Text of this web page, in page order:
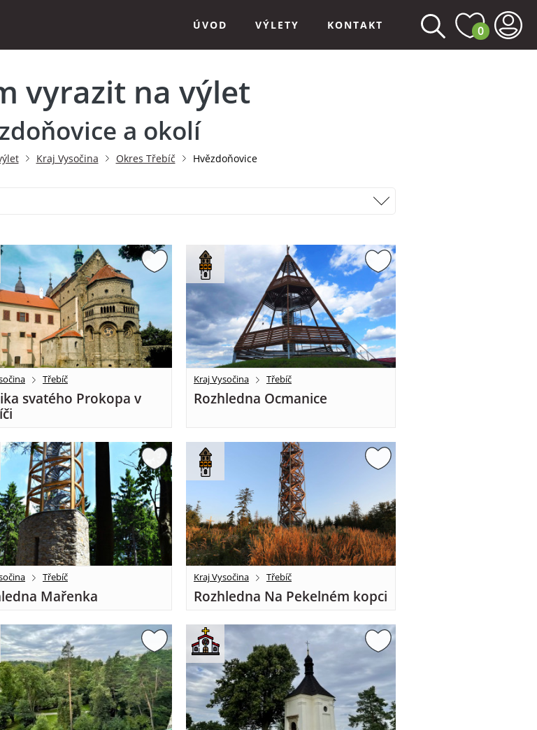
ÚVOD VÝLETY KONTAKT 0
vyrazit na výlet
a okolí
Kraj Vysočina Okres Třebíč Hvězdoňovice
Třebíč
svatého Prokopa v
Kraj Vysočina Třebíč
Rozhledna Ocmanice
Třebíč
Mařenka
Kraj Vysočina Třebíč
Rozhledna Na Pekelném kopci